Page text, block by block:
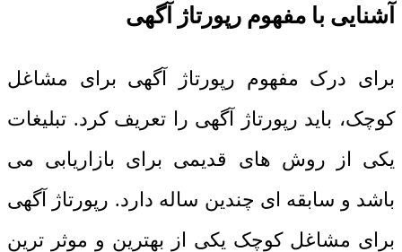
آشنایی با مفهوم رپورتاژ آگهی
برای درک مفهوم رپورتاژ آگهی برای مشاغل
کوچک، باید رپورتاژ آگهی را تعریف کرد. تبلیغات
یکی از روش های قدیمی برای بازاریابی می
باشد و سابقه ای چندین ساله دارد. رپورتاژ آگهی
برای مشاغل کوچک یکی از بهترین و موثر ترین